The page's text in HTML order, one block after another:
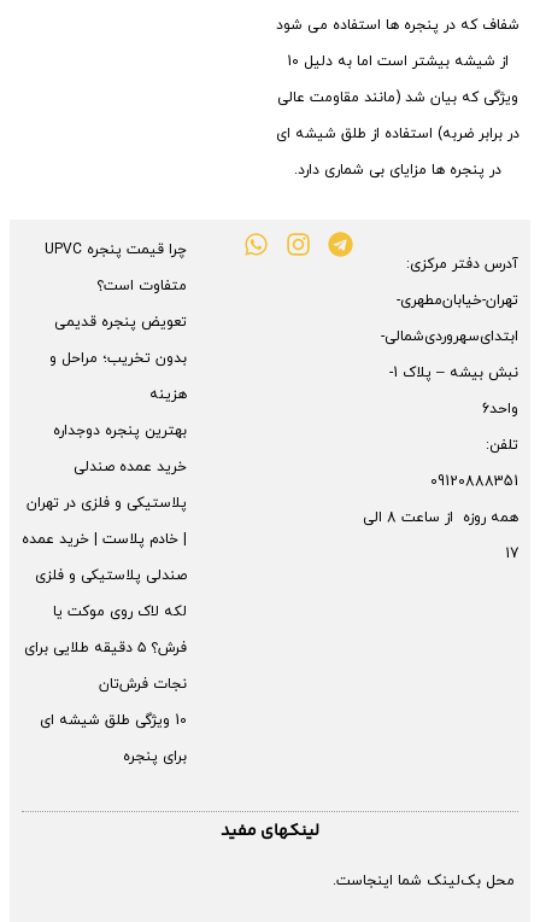
شفاف که در پنجره ها استفاده می شود
از شیشه بیشتر است اما به دلیل 10
ویژگی که بیان شد (مانند مقاومت عالی
در برابر ضربه) استفاده از طلق شیشه ای
در پنجره ها مزایای بی شماری دارد.
آدرس دفتر مرکزی:
تهران-خیابان‌مطهری-
ابتدای‌سهروردی‌شمالی-
نبش بیشه – پلاک 1-
واحد6
تلفن:
09120888351
همه روزه از ساعت 8 الی
17
چرا قیمت پنجره UPVC
متفاوت است؟
تعویض پنجره قدیمی
بدون تخریب؛ مراحل و
هزینه
بهترین پنجره دوجداره
خرید عمده صندلی
پلاستیکی و فلزی در تهران
| خادم پلاست | خرید عمده
صندلی پلاستیکی و فلزی
لکه لاک روی موکت یا
فرش؟ ۵ دقیقه طلایی برای
نجات فرش‌تان
10 ویژگی طلق شیشه ای
برای پنجره
لینکهای مفید
محل بک‌لینک شما اینجاست.